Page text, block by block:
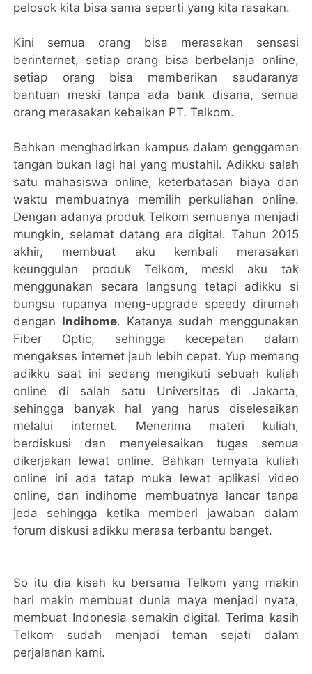
pelosok kita bisa sama seperti yang kita rasakan.
Kini semua orang bisa merasakan sensasi
berinternet, setiap orang bisa berbelanja online,
setiap orang bisa memberikan saudaranya
bantuan meski tanpa ada bank disana, semua
orang merasakan kebaikan PT. Telkom.
Bahkan menghadirkan kampus dalam genggaman
tangan bukan lagi hal yang mustahil. Adikku salah
satu mahasiswa online, keterbatasan biaya dan
waktu membuatnya memilih perkuliahan online.
Dengan adanya produk Telkom semuanya menjadi
mungkin, selamat datang era digital. Tahun 2015
akhir, membuat aku kembali merasakan
keunggulan produk Telkom, meski aku tak
menggunakan secara langsung tetapi adikku si
bungsu rupanya meng-upgrade speedy dirumah
dengan Indihome. Katanya sudah menggunakan
Fiber Optic, sehingga kecepatan dalam
mengakses internet jauh lebih cepat. Yup memang
adikku saat ini sedang mengikuti sebuah kuliah
online di salah satu Universitas di Jakarta,
sehingga banyak hal yang harus diselesaikan
melalui internet. Menerima materi kuliah,
berdiskusi dan menyelesaikan tugas semua
dikerjakan lewat online. Bahkan ternyata kuliah
online ini ada tatap muka lewat aplikasi video
online, dan indihome membuatnya lancar tanpa
jeda sehingga ketika memberi jawaban dalam
forum diskusi adikku merasa terbantu banget.
So itu dia kisah ku bersama Telkom yang makin
hari makin membuat dunia maya menjadi nyata,
membuat Indonesia semakin digital. Terima kasih
Telkom sudah menjadi teman sejati dalam
perjalanan kami.